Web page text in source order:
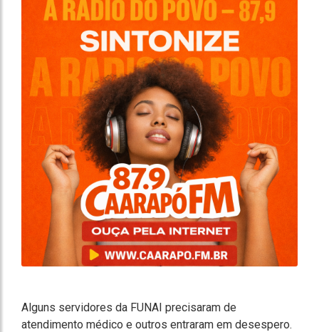
Alguns servidores da FUNAI precisaram de
atendimento médico e outros entraram em desespero.